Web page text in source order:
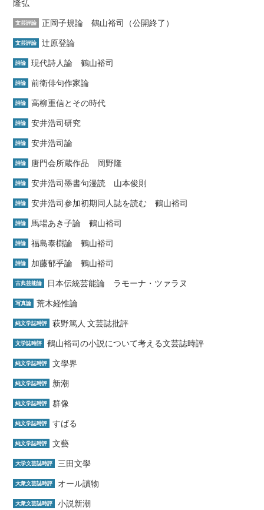
隆弘
文芸評論 正岡子規論 鶴山裕司（公開終了）
文芸評論 辻原登論
詩論 現代詩人論 鶴山裕司
詩論 前衛俳句作家論
詩論 高柳重信とその時代
詩論 安井浩司研究
詩論 安井浩司論
詩論 唐門会所蔵作品 岡野隆
詩論 安井浩司墨書句漫読 山本俊則
詩論 安井浩司参加初期同人誌を読む 鶴山裕司
詩論 馬場あき子論 鶴山裕司
詩論 福島泰樹論 鶴山裕司
詩論 加藤郁乎論 鶴山裕司
古典芸能論 日本伝統芸能論 ラモーナ・ツァラヌ
写真論 荒木経惟論
純文学誌時評 萩野篤人 文芸誌批評
文学誌時評 鶴山裕司の小説について考える文芸誌時評
純文学誌時評 文學界
純文学誌時評 新潮
純文学誌時評 群像
純文学誌時評 すばる
純文学誌時評 文藝
大学文芸誌時評 三田文學
大衆文芸誌時評 オール讀物
大衆文芸誌時評 小説新潮